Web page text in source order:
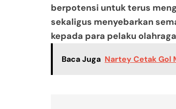
berpotensi untuk terus
sekaligus menyebarkan
kepada para pelaku
Baca Juga Nartey Cetak Gol